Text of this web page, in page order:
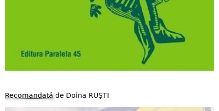
Recomandatăde Doina RUȘTI